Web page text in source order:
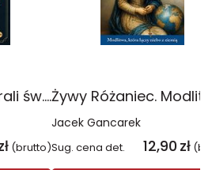
Iskra. To oni wspierali św. Faustynę i kult Bożego miłosierdzia
(brutto)
Jacek Gancarek
Sug. cena det. 12,90 zł